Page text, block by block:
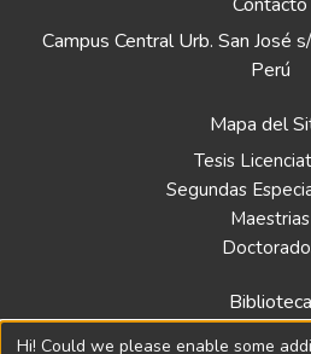
Campus Central Urb. San José
Perú
Mapa del
Tesis
Segundas
Maestrias
Biblioteca
Política
Hi! Could we please enable some